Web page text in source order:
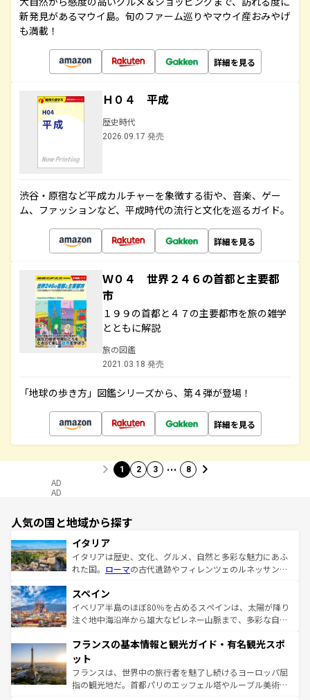
新発見があるマウイ島。旬のファーム巡りやマウイ産おみやげ
も満載！
詳細を見る
Ｈ０４ 平成
歴史時代
2026.09.17 発売
渋谷・原宿など平成カルチャーを象徴する街や、音楽、ゲー
ム、ファッションなど、平成時代の流行と文化を巡るガイド。
詳細を見る
Ｗ０４ 世界２４６の首都と主要都
市
１９９の首都と４７の主要都市を旅の雑学
とともに解説
旅の図鑑
2021.03.18 発売
「地球の歩き方」図鑑シリーズから、第４弾が登場！
詳細を見る
1 2 3 … 8
AD
AD
人気の国と地域から探す
イタリア
イタリアは歴史、文化、グルメ、自然と多彩な魅力にあふ
れた国。 ローマの古代遺跡やフィレンツェのルネッサンス
ろん、トスカーナの美しい田園風景やアマルフィ海岸の絶
景など、自然景観も見逃せない。観光の合間には、本場の
ピザやパスタなど、絶品のイタリア料理を堪能することも
ませてくれるイタリアで、忘れられない旅をしてみよう！
なお、新着のイタリア情報は
しい。
スペイン
イベリア半島のほぼ80％を占めるスペインは、太陽が降り
注ぐ地中海沿岸から雄大なピレネー山脈まで、多彩な自然
文化が根付くこの国では、情熱的なフラメンコ、熱気あふ
れる闘牛、そして美味しいタパスが生活の一部となってい
る。首都マドリードの洗練された雰囲気や、バルセロナの
アートに溢れた街角から、地方では古代ローマ遺跡や中世
フランスの基本情報と観光ガイド・有名観光スポ
ット
フランスは、世界中の旅行者を魅了し続けるヨーロッパ屈
指の観光地だ。首都パリのエッフェル塔やルーブル美術館